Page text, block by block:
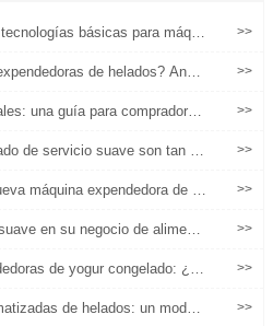
básicas para máqui
>>
de helados? Análi
>>
una guía para compradores
>>
de servicio suave son tan ca
>>
máquina expendedora de he
>>
en su negocio de alimento
>>
de yogur congelado: ¿un
>>
de helados: un modelo
>>